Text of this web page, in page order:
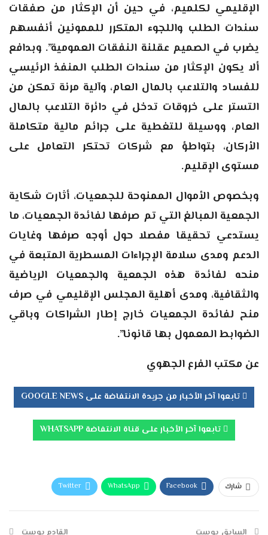
الإقليمي لكلميم، في حين أن الإكثار من صفقات
سندات الطلب واللجوء المتكرر للممونين أنفسهم
يضرب في الصميم عقلنة النفقات العمومية”. وبدافع
ألا يكون الإكثار من سندات الطلب المنفذ الرئيسي
للفساد والتلاعب بالمال العام، وآلية مرنة تمكن من
التستر على خروقات تدخل في دائرة التلاعب بالمال
العام، ووسيلة للتغطية على جرائم مالية متكاملة
الأركان، بتواطؤ مع شركات تحتكر التعامل على
مستوى الإقليم.
وبخصوص الأموال الممنوحة للجمعيات، أثارت شكاية
الجمعية المبالغ التي تم صرفها لفائدة الجمعيات، ما
يستدعي تحقيقا مفصلا حول أوجه صرفها وغايات
الدعم ومدى سلامة الإجراءات المسطرية المتبعة في
منحه لفائدة هذه الجمعية والجمعيات الرياضية
والثقافية، ومدى أهلية المجلس الإقليمي في صرف
منح لفائدة الجمعيات خارج إطار الشراكات وباقي
الضوابط المعمول بها قانونا”.
عن مكتب الفرع الجهوي
تابعوا آخر الأخبار من جريدة الانتفاضة على GOOGLE NEWS
تابعوا آخر الأخبار على قناة الانتفاضة WHATSAPP
شارك Facebook
WhatsApp
Twitter
السابق بوست القادم بوست